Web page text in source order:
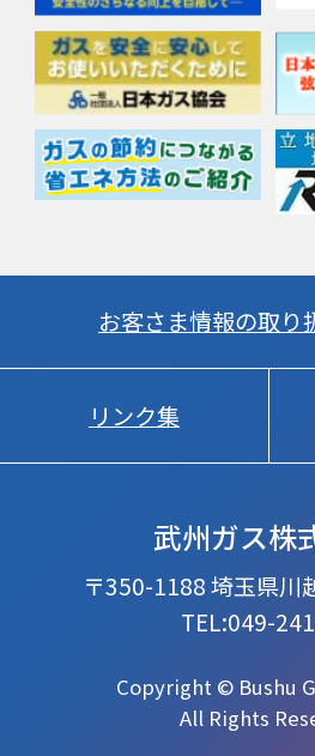
武州ガス株
〒350-1188 埼玉県川
TEL:049-
お客さま情報の取り
リンク集
Copyright © Bushu
All Rights